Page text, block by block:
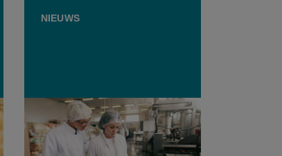
NIEUWS
Belgische voedingsbedrijven
bij wereldtop in